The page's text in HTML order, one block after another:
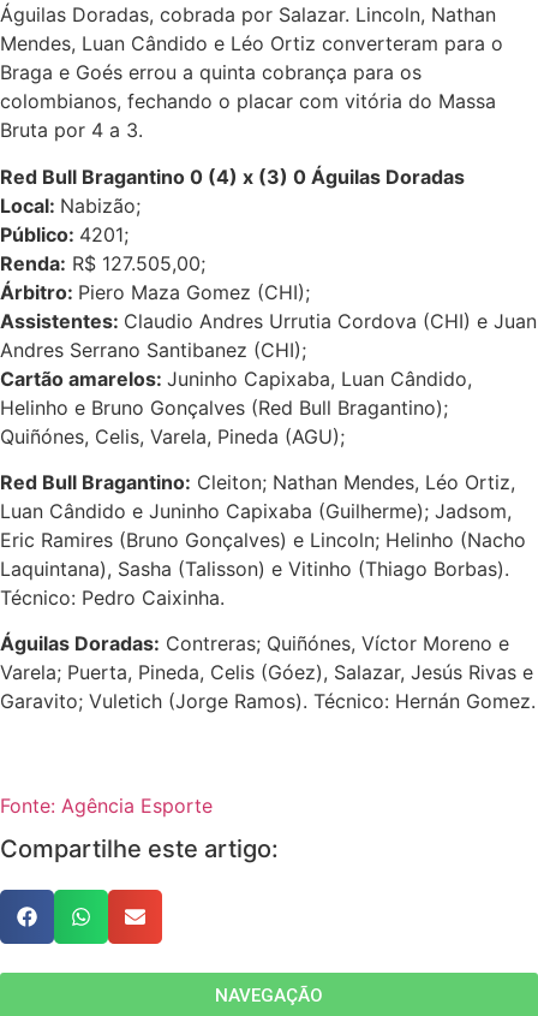
Águilas Doradas, cobrada por Salazar. Lincoln, Nathan
Mendes, Luan Cândido e Léo Ortiz converteram para o
Braga e Goés errou a quinta cobrança para os
colombianos, fechando o placar com vitória do Massa
Bruta por 4 a 3.
Red Bull Bragantino 0 (4) x (3) 0 Águilas Doradas
Local: Nabizão;
Público: 4201;
Renda: R$ 127.505,00;
Árbitro: Piero Maza Gomez (CHI);
Assistentes: Claudio Andres Urrutia Cordova (CHI) e Juan
Andres Serrano Santibanez (CHI);
Cartão amarelos: Juninho Capixaba, Luan Cândido,
Helinho e Bruno Gonçalves (Red Bull Bragantino);
Quiñónes, Celis, Varela, Pineda (AGU);
Red Bull Bragantino: Cleiton; Nathan Mendes, Léo Ortiz,
Luan Cândido e Juninho Capixaba (Guilherme); Jadsom,
Eric Ramires (Bruno Gonçalves) e Lincoln; Helinho (Nacho
Laquintana), Sasha (Talisson) e Vitinho (Thiago Borbas).
Técnico: Pedro Caixinha.
Águilas Doradas: Contreras; Quiñónes, Víctor Moreno e
Varela; Puerta, Pineda, Celis (Góez), Salazar, Jesús Rivas e
Garavito; Vuletich (Jorge Ramos). Técnico: Hernán Gomez.
Fonte: Agência Esporte
Compartilhe este artigo:
NAVEGAÇÃO